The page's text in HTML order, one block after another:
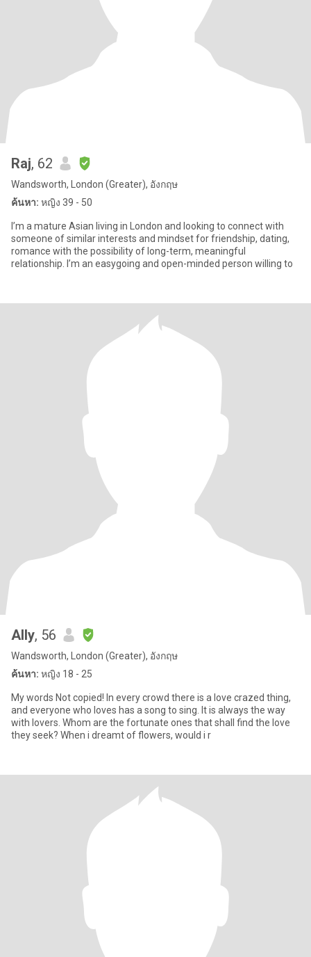
Raj, 62
Wandsworth, London (Greater), อังกฤษ
ค้นหา: หญิง 39 - 50
I’m a mature Asian living in London and looking to connect with
someone of similar interests and mindset for friendship, dating,
romance with the possibility of long-term, meaningful
relationship. I’m an easygoing and open-minded person willing to
Ally, 56
Wandsworth, London (Greater), อังกฤษ
ค้นหา: หญิง 18 - 25
My words Not copied! In every crowd there is a love crazed thing,
and everyone who loves has a song to sing. It is always the way
with lovers. Whom are the fortunate ones that shall find the love
they seek? When i dreamt of flowers, would i r